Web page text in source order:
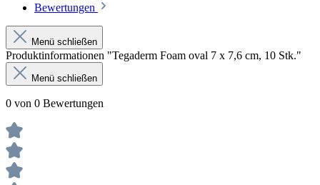
Bewertungen
Menü schließen
Produktinformationen "Tegaderm Foam oval 7 x 7,6 cm, 10 Stk."
Menü schließen
0 von 0 Bewertungen